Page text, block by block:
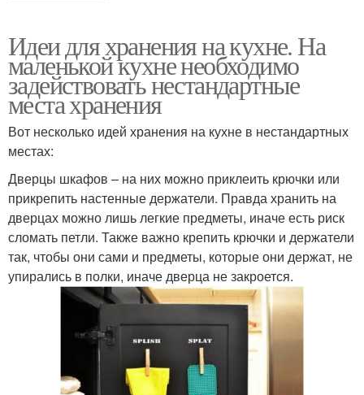
Идеи для хранения на кухне. На
маленькой кухне необходимо
задействовать нестандартные
места хранения
Вот несколько идей хранения на кухне в нестандартных
местах:
Дверцы шкафов – на них можно приклеить крючки или
прикрепить настенные держатели. Правда хранить на
дверцах можно лишь легкие предметы, иначе есть риск
сломать петли. Также важно крепить крючки и держатели
так, чтобы они сами и предметы, которые они держат, не
упирались в полки, иначе дверца не закроется.